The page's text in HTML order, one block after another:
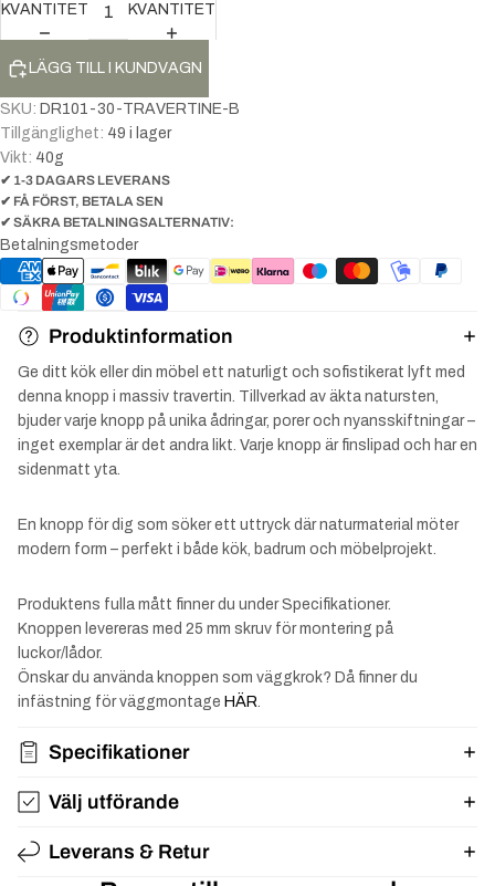
KVANTITET
KVANTITET
LÄGG TILL I KUNDVAGN
SKU: DR101-30-TRAVERTINE-B
Tillgänglighet: 49 i lager
Vikt: 40g
✔ 1-3 DAGARS LEVERANS
✔ FÅ FÖRST, BETALA SEN
✔ SÄKRA BETALNINGSALTERNATIV:
Betalningsmetoder
Produktinformation
Ge ditt kök eller din möbel ett naturligt och sofistikerat lyft med
denna knopp i massiv travertin. Tillverkad av äkta natursten,
bjuder varje knopp på unika ådringar, porer och nyansskiftningar –
inget exemplar är det andra likt. Varje knopp är finslipad och har en
sidenmatt yta.
En knopp för dig som söker ett uttryck där naturmaterial möter
modern form – perfekt i både kök, badrum och möbelprojekt.
Produktens fulla mått finner du under Specifikationer.
Knoppen levereras med 25 mm skruv för montering på
luckor/lådor.
Önskar du använda knoppen som väggkrok? Då finner du
infästning för väggmontage HÄR.
Specifikationer
Välj utförande
Leverans & Retur